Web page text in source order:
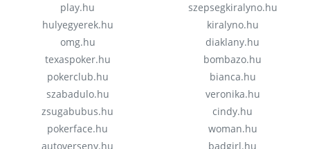
play.hu
hulyegyerek.hu
omg.hu
texaspoker.hu
pokerclub.hu
szabadulo.hu
zsugabubus.hu
pokerface.hu
autoverseny.hu
szepsegkiralyno.hu
kiralyno.hu
diaklany.hu
bombazo.hu
bianca.hu
veronika.hu
cindy.hu
woman.hu
badgirl.hu